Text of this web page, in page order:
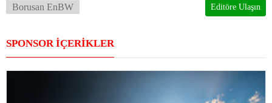
Borusan EnBW Editöre Ulaşın
SPONSOR İÇERİKLER